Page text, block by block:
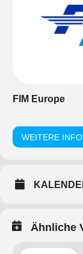
FIM Europe
WEITERE
Ähnliche